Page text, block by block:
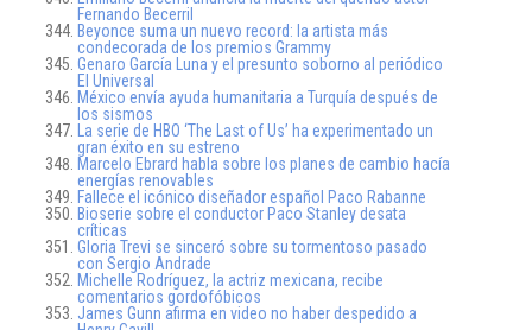
Fernando Becerril
Beyonce suma un nuevo record: la artista más
condecorada de los premios Grammy
Genaro García Luna y el presunto soborno al periódico
El Universal
México envía ayuda humanitaria a Turquía después de
los sismos
La serie de HBO ‘The Last of Us’ ha experimentado un
gran éxito en su estreno
Marcelo Ebrard habla sobre los planes de cambio hacía
energías renovables
Fallece el icónico diseñador español Paco Rabanne
Bioserie sobre el conductor Paco Stanley desata
críticas
Gloria Trevi se sinceró sobre su tormentoso pasado
con Sergio Andrade
Michelle Rodríguez, la actriz mexicana, recibe
comentarios gordofóbicos
James Gunn afirma en video no haber despedido a